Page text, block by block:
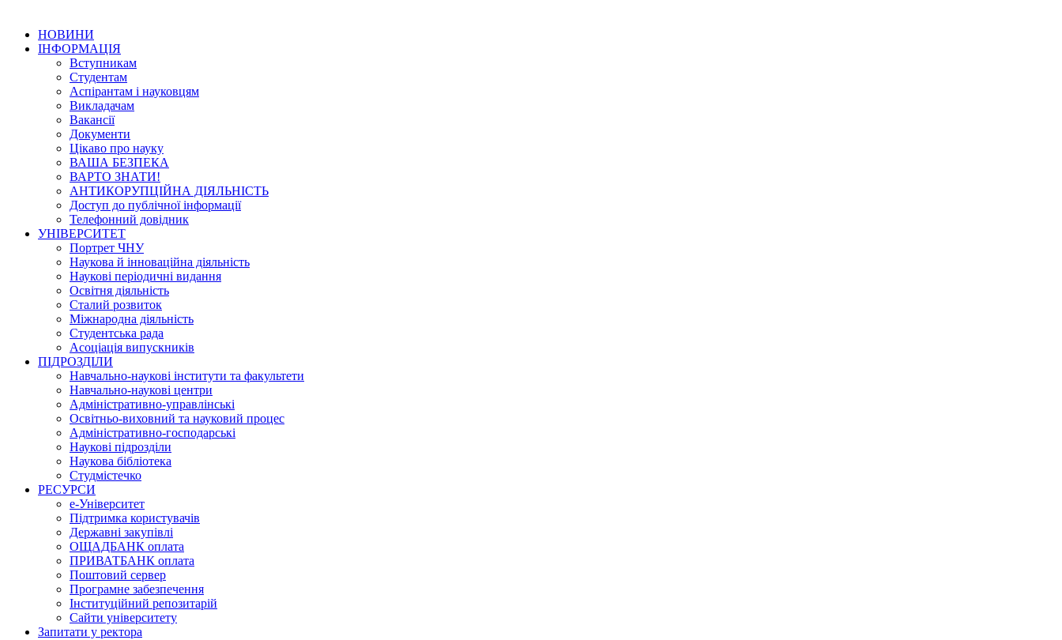
НОВИНИ
ІНФОРМАЦІЯ
Вступникам
Студентам
Аспірантам і науковцям
Викладачам
Вакансії
Документи
Цікаво про науку
ВАША БЕЗПЕКА
ВАРТО ЗНАТИ!
АНТИКОРУПЦІЙНА ДІЯЛЬНІСТЬ
Доступ до публічної інформації
Телефонний довідник
УНІВЕРСИТЕТ
Портрет ЧНУ
Наукова й інноваційна діяльність
Наукові періодичні видання
Освітня діяльність
Сталий розвиток
Міжнародна діяльність
Студентська рада
Асоціація випускників
ПІДРОЗДІЛИ
Навчально-наукові інститути та факультети
Навчально-наукові центри
Адміністративно-управлінські
Освітньо-виховний та науковий процес
Адміністративно-господарські
Наукові підрозділи
Наукова бібліотека
Студмістечко
РЕСУРСИ
е-Університет
Підтримка користувачів
Державні закупівлі
ОЩАДБАНК оплата
ПРИВАТБАНК оплата
Поштовий сервер
Програмне забезпечення
Інституційний репозитарій
Сайти університету
Запитати у ректора